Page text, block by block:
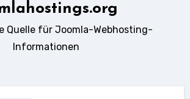
Quelle für Joomla-Webhosting-
Informationen